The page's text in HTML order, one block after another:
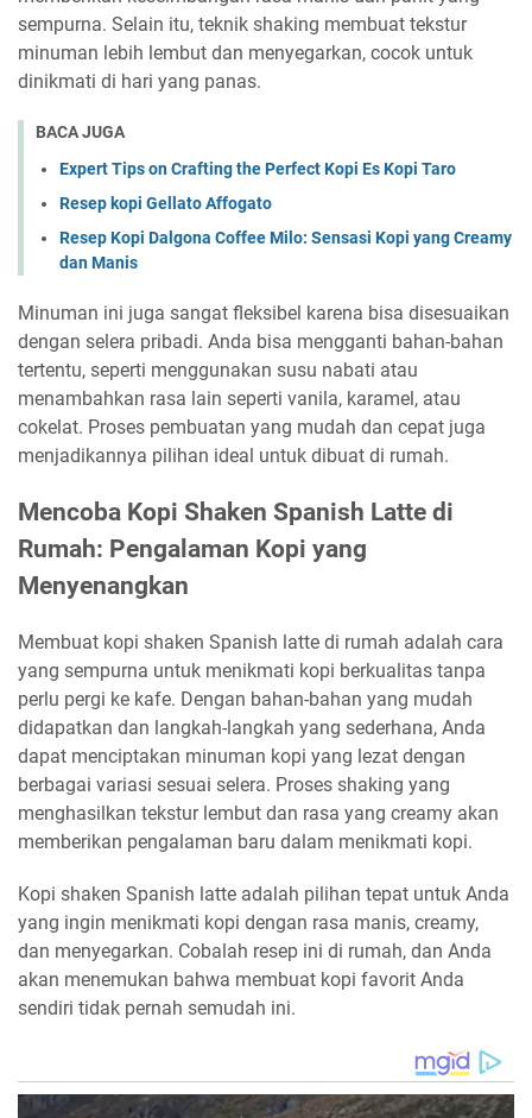
sempurna. Selain itu, teknik shaking membuat tekstur
minuman lebih lembut dan menyegarkan, cocok untuk
dinikmati di hari yang panas.
BACA JUGA
Expert Tips on Crafting the Perfect Kopi Es Kopi Taro
Resep kopi Gellato Affogato
Resep Kopi Dalgona Coffee Milo: Sensasi Kopi yang Creamy
dan Manis
Minuman ini juga sangat fleksibel karena bisa disesuaikan
dengan selera pribadi. Anda bisa mengganti bahan-bahan
tertentu, seperti menggunakan susu nabati atau
menambahkan rasa lain seperti vanila, karamel, atau
cokelat. Proses pembuatan yang mudah dan cepat juga
menjadikannya pilihan ideal untuk dibuat di rumah.
Mencoba Kopi Shaken Spanish Latte di
Rumah: Pengalaman Kopi yang
Menyenangkan
Membuat kopi shaken Spanish latte di rumah adalah cara
yang sempurna untuk menikmati kopi berkualitas tanpa
perlu pergi ke kafe. Dengan bahan-bahan yang mudah
didapatkan dan langkah-langkah yang sederhana, Anda
dapat menciptakan minuman kopi yang lezat dengan
berbagai variasi sesuai selera. Proses shaking yang
menghasilkan tekstur lembut dan rasa yang creamy akan
memberikan pengalaman baru dalam menikmati kopi.
Kopi shaken Spanish latte adalah pilihan tepat untuk Anda
yang ingin menikmati kopi dengan rasa manis, creamy,
dan menyegarkan. Cobalah resep ini di rumah, dan Anda
akan menemukan bahwa membuat kopi favorit Anda
sendiri tidak pernah semudah ini.